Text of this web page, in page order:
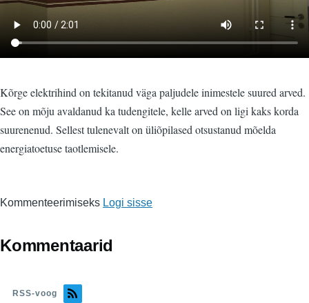
Kõrge elektrihind on tekitanud väga paljudele inimestele suured arved.
See on mõju avaldanud ka tudengitele, kelle arved on ligi kaks korda
suurenenud. Sellest tulenevalt on üliõpilased otsustanud mõelda
energiatoetuse taotlemisele.
Kommenteerimiseks Logi sisse
Kommentaarid
RSS-voog